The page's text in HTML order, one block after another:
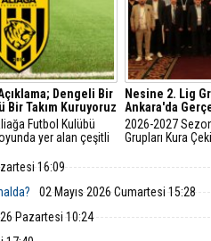
Dengeli Bir
Bir Takım Kuruyoruz
Futbol Kulübü
yer alan çeşitli
Nesine 2. Lig
Ankara'da
2026-2027
Grupları Kura
Kurul
16:09
02 Mayıs 2026 Cumartesi 15:28
Pazartesi 10:24